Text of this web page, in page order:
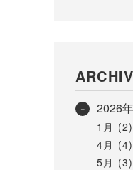
2026年
1月 (2)
4月 (4)
5月 (3)